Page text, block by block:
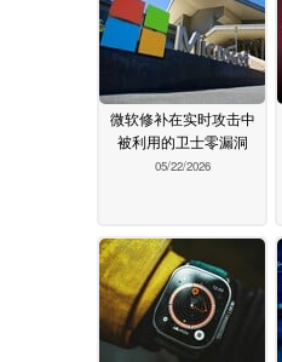
微软修补在实时攻击中
被利用的卫士零漏洞
05/22/2026